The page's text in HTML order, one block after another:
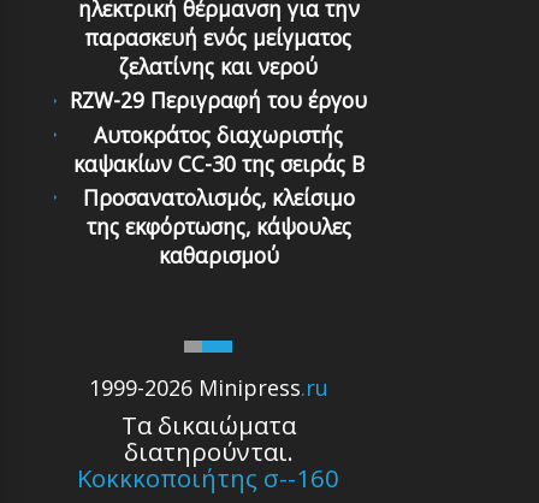
1999-2026 Minipress.ru
Τα δικαιώματα
διατηρούνται.
Κοκκκοποιήτης σ--160
ηλεκτρική θέρμανση για την
παρασκευή ενός μείγματος
ζελατίνης και νερού
RZW-29 Περιγραφή του έργου
Αυτοκράτος διαχωριστής
καψακίων CC-30 της σειράς Β
Προσανατολισμός, κλείσιμο
της εκφόρτωσης, κάψουλες
καθαρισμού